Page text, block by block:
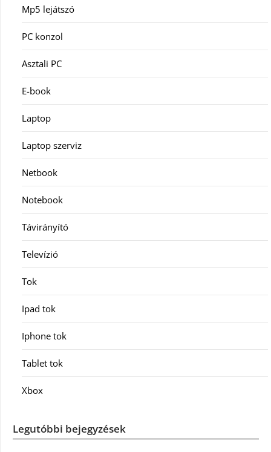
Mp5 lejátszó
PC konzol
Asztali PC
E-book
Laptop
Laptop szerviz
Netbook
Notebook
Távirányító
Televízió
Tok
Ipad tok
Iphone tok
Tablet tok
Xbox
Legutóbbi bejegyzések